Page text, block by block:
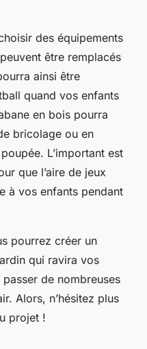
des équipements
être remplacés
ainsi être
quand vos enfants
en bois pourra
bricolage ou en
L’important est
que l’aire de jeux
à vos enfants pendant
pourrez créer un
qui ravira vos
de nombreuses
Alors, n’hésitez plus
projet !